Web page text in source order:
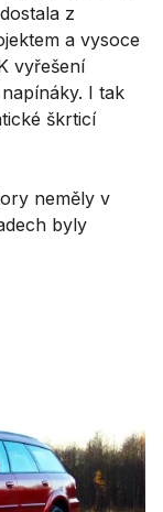
z
a vysoce
vyřešení
I tak
škrticí
neměly v
byly